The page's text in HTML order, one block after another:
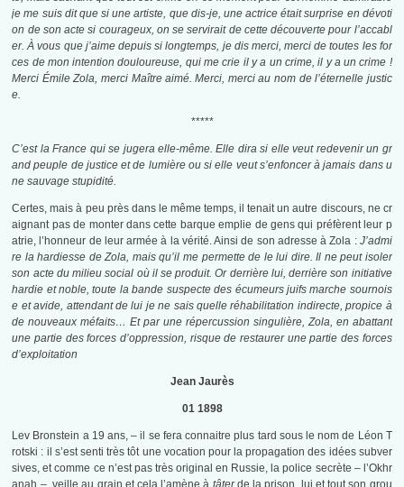
je me suis dit que si une artiste, que dis-je, une actrice était surprise en dévoti
on de son acte si courageux, on se servirait de cette découverte pour l’accabl
er. À vous que j’aime depuis si longtemps, je dis merci, merci de toutes les for
ces de mon intention douloureuse, qui me crie il y a un crime, il y a un crime !
Merci Émile Zola, merci Maître aimé. Merci, merci au nom de l’éternelle justic
e.
*****
C’est la France qui se jugera elle-même. Elle dira si elle veut redevenir un gr
and peuple de justice et de lumière ou si elle veut s’enfoncer à jamais dans u
ne sauvage stupidité.
Certes, mais à peu près dans le même temps, il tenait un autre discours, ne cr
aignant pas de monter dans cette barque emplie de gens qui préfèrent leur p
atrie, l’honneur de leur armée à la vérité. Ainsi de son adresse à Zola : J’admi
re la hardiesse de Zola, mais qu’il me permette de le lui dire. Il ne peut isoler
son acte du milieu social où il se produit. Or derrière lui, derrière son initiative
hardie et noble, toute la bande suspecte des écumeurs juifs marche sournois
e et avide, attendant de lui je ne sais quelle réhabilitation indirecte, propice à
de nouveaux méfaits… Et par une répercussion singulière, Zola, en abattant
une partie des forces d’oppression, risque de restaurer une partie des forces
d’exploitation
Jean Jaurès
01 1898
Lev Bronstein a 19 ans, – il se fera connaitre plus tard sous le nom de Léon T
rotski : il s’est senti très tôt une vocation pour la propagation des idées subver
sives, et comme ce n’est pas très original en Russie, la police secrète – l’Okhr
anah – veille au grain et cela l’amène à tâterde la prison, lui et tout son grou